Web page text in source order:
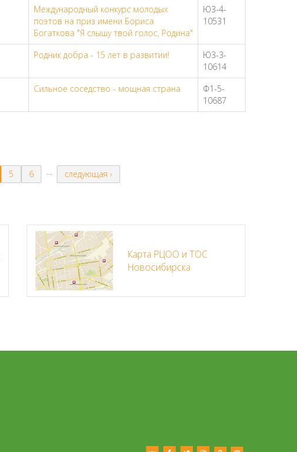
Международный конкурс молодых
поэтов на приз имени Бориса
Богаткова "Я слышу твой голос, Родина"
Ю3-4-
10531
Родник добра - 15 лет в развитии!
Ю3-3-
10614
Сильное соседство - мощная страна
Ф1-5-
10687
5 6 … следующая ›
Карта РЦОО и ТОС
Новосибирска